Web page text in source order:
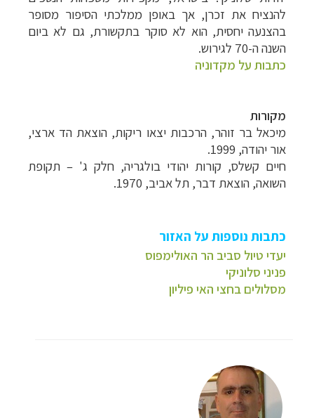
להנציח את זכרן, אך באופן ממלכתי הסיפור מסופר
בהצנעה יחסית, הוא לא סוקר בתקשורת, גם לא ביום
השנה ה-70 לגירוש.
כתבות על מקדוניה
מקורות
מיכאל בר זוהר, הרכבות יצאו ריקות, הוצאת הד ארצי,
אור יהודה, 1999.
חיים קשלס, קורות יהודי בולגריה, חלק ג' – תקופת
השואה, הוצאת דבר, תל אביב, 1970.
כתבות נוספות על האזור
יעדי טיול סביב הר האולימפוס
פניני סלוניקי
מסלולים בחצי האי פיליון